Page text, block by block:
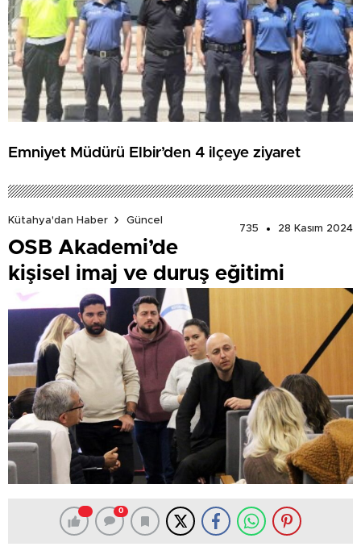
Emniyet Müdürü Elbir’den 4 ilçeye ziyaret
Kütahya'dan Haber
Güncel
735
28 Kasım 2024
OSB Akademi’de
kişisel imaj ve duruş eğitimi
0